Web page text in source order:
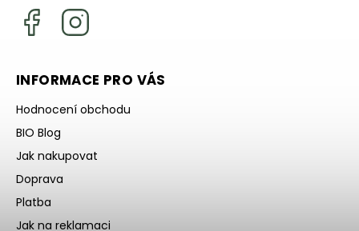
INFORMACE PRO VÁS
Hodnocení obchodu
BIO Blog
Jak nakupovat
Doprava
Platba
Jak na reklamaci